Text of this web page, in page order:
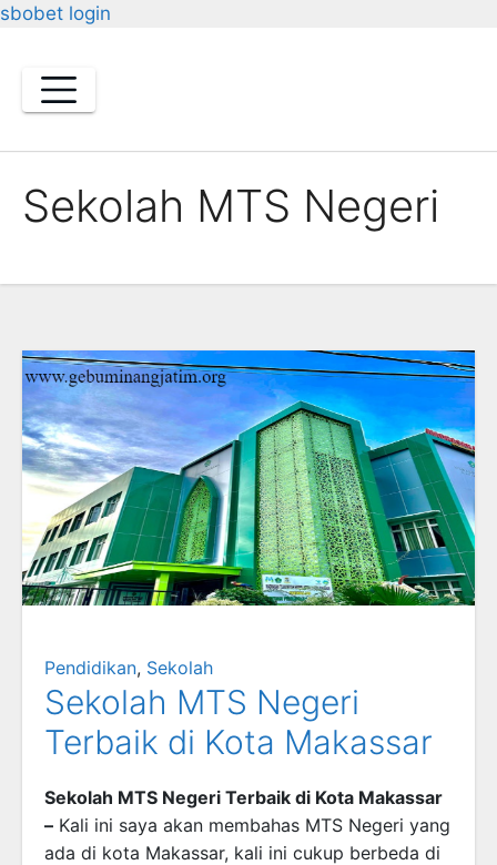
sbobet login
content
Sekolah MTS Negeri
Pendidikan, Sekolah
Sekolah MTS Negeri
Terbaik di Kota Makassar
Sekolah MTS Negeri Terbaik di Kota Makassar
– Kali ini saya akan membahas MTS Negeri yang
ada di kota Makassar, kali ini cukup berbeda di